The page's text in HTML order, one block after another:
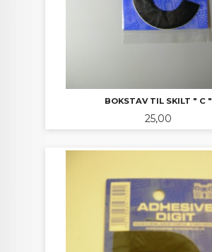
BOKSTAV TIL SKILT " C "
Pris
25,00